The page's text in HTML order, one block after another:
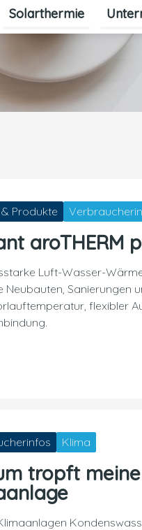
Solarthermie
Produkte
aroTHERM
Luft-Wasser-
Neubauten, Sanierungen
flexibler
Klima
tropft meine